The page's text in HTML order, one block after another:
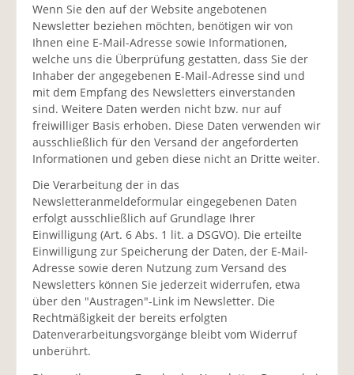
Wenn Sie den auf der Website angebotenen
Newsletter beziehen möchten, benötigen wir von
Ihnen eine E-Mail-Adresse sowie Informationen,
welche uns die Überprüfung gestatten, dass Sie der
Inhaber der angegebenen E-Mail-Adresse sind und
mit dem Empfang des Newsletters einverstanden
sind. Weitere Daten werden nicht bzw. nur auf
freiwilliger Basis erhoben. Diese Daten verwenden wir
ausschließlich für den Versand der angeforderten
Informationen und geben diese nicht an Dritte weiter.
Die Verarbeitung der in das
Newsletteranmeldeformular eingegebenen Daten
erfolgt ausschließlich auf Grundlage Ihrer
Einwilligung (Art. 6 Abs. 1 lit. a DSGVO). Die erteilte
Einwilligung zur Speicherung der Daten, der E-Mail-
Adresse sowie deren Nutzung zum Versand des
Newsletters können Sie jederzeit widerrufen, etwa
über den "Austragen"-Link im Newsletter. Die
Rechtmäßigkeit der bereits erfolgten
Datenverarbeitungsvorgänge bleibt vom Widerruf
unberührt.